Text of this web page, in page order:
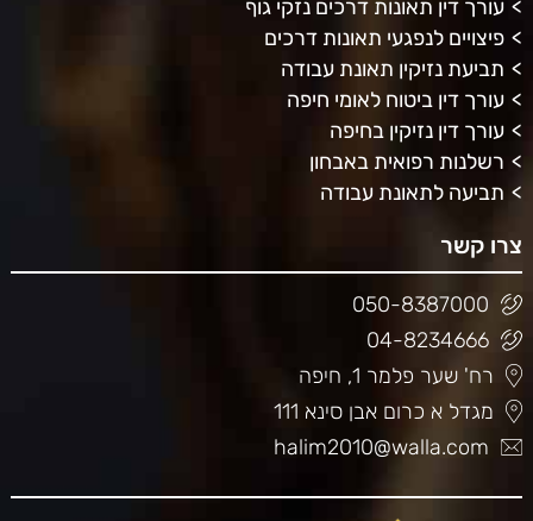
עורך דין תאונות דרכים נזקי גוף
פיצויים לנפגעי תאונות דרכים
תביעת נזיקין תאונת עבודה
עורך דין ביטוח לאומי חיפה
עורך דין נזיקין בחיפה
רשלנות רפואית באבחון
תביעה לתאונת עבודה
צרו קשר
050-8387000
04-8234666
רח' שער פלמר 1, חיפה
מגדל א כרום אבן סינא 111
halim2010@walla.com